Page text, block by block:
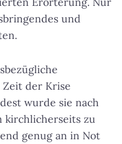
und
der Krise
wurde sie nach
kirchlicherseits zu
genug an in Not